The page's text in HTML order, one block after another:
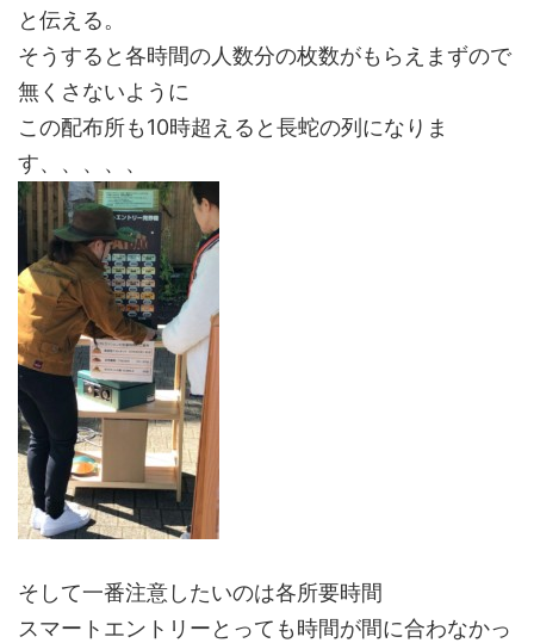
と伝える。
そうすると各時間の人数分の枚数がもらえまずので
無くさないように
この配布所も10時超えると長蛇の列になりま
す、、、、、
そして一番注意したいのは各所要時間
スマートエントリーとっても時間が間に合わなかっ